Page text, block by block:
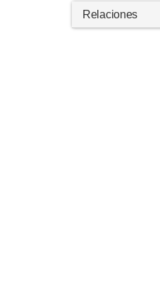
Relaciones